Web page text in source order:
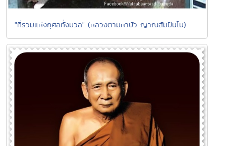
"ที่รวมแห่งกุศลทั้งมวล" (หลวงตามหาบัว ญาณสัมปันโน)